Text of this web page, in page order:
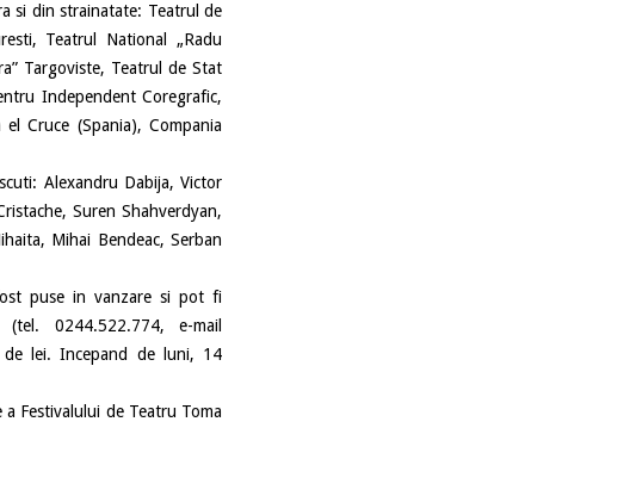
si din strainatate: Teatrul de
Teatrul National „Radu
Targoviste, Teatrul de Stat
Independent Coregrafic,
Cruce (Spania), Compania
Alexandru Dabija, Victor
Suren Shahverdyan,
Mihai Bendeac, Serban
puse in vanzare si pot fi
0244.522.774, e-mail
de lei. Incepand de luni, 14
Festivalului de Teatru Toma